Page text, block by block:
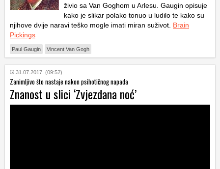
živio sa Van Goghom u Arlesu. Gaugin opisuje
kako je slikar polako tonuo u ludilo te kako su
njihove dvije naravi teško mogle imati miran suživot. Brain
Pickings
Paul Gaugin Vincent Van Gogh
31.07.2017. (09:52)
Zanimljivo što nastaje nakon psihotičnog napada
Znanost u slici ‘Zvjezdana noć’